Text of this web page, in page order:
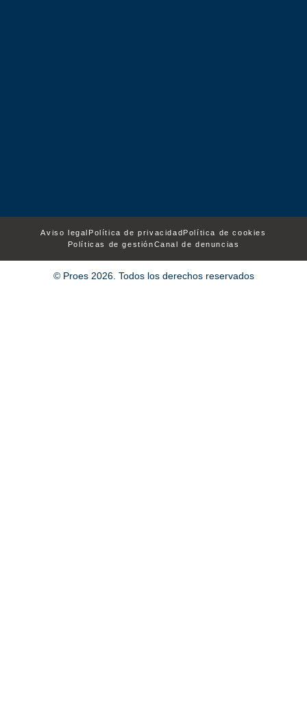
Aviso legal Política de privacidad Política de cookies
Políticas de gestiónCanal de denuncias
© Proes 2026. Todos los derechos reservados